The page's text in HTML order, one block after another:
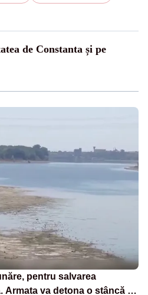
de Constanta și pe
pentru salvarea
Armata va detona o stâncă și